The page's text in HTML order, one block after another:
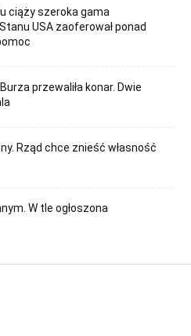
ciąży szeroka gama
USA zaoferował ponad
przewaliła konar. Dwie
Rząd chce znieść własność
W tle ogłoszona